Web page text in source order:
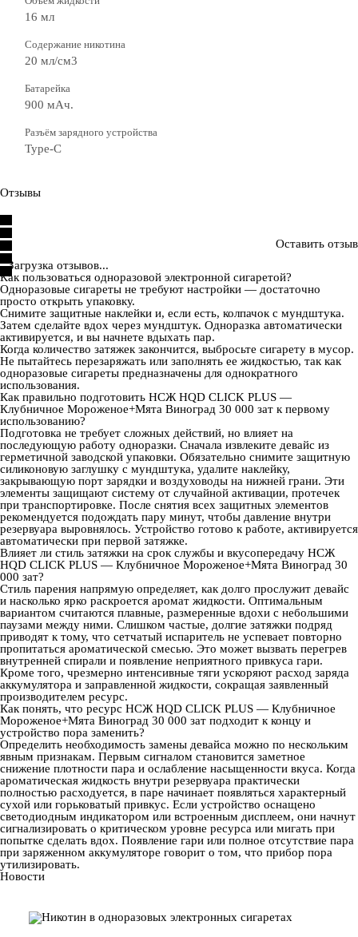
16 мл
Содержание никотина
20 мл/см3
Батарейка
900 мАч.
Разъём зарядного устройства
Type-C
Отзывы
Оставить отзыв
Загрузка отзывов...
Как пользоваться одноразовой электронной сигаретой?
Одноразовые сигареты не требуют настройки — достаточно
просто открыть упаковку.
Снимите защитные наклейки и, если есть, колпачок с мундштука.
Затем сделайте вдох через мундштук. Одноразка автоматически
активируется, и вы начнете вдыхать пар.
Когда количество затяжек закончится, выбросьте сигарету в мусор.
Не пытайтесь перезаряжать или заполнять ее жидкостью, так как
одноразовые сигареты предназначены для однократного
использования.
Как правильно подготовить НСЖ HQD CLICK PLUS —
Клубничное Мороженое+Мята Виноград 30 000 зат к первому
использованию?
Подготовка не требует сложных действий, но влияет на
последующую работу одноразки. Сначала извлеките девайс из
герметичной заводской упаковки. Обязательно снимите защитную
силиконовую заглушку с мундштука, удалите наклейку,
закрывающую порт зарядки и воздуховоды на нижней грани. Эти
элементы защищают систему от случайной активации, протечек
при транспортировке. После снятия всех защитных элементов
рекомендуется подождать пару минут, чтобы давление внутри
резервуара выровнялось. Устройство готово к работе, активируется
автоматически при первой затяжке.
Влияет ли стиль затяжки на срок службы и вкусопередачу НСЖ
HQD CLICK PLUS — Клубничное Мороженое+Мята Виноград 30
000 зат?
Стиль парения напрямую определяет, как долго прослужит девайс
и насколько ярко раскроется аромат жидкости. Оптимальным
вариантом считаются плавные, размеренные вдохи с небольшими
паузами между ними. Слишком частые, долгие затяжки подряд
приводят к тому, что сетчатый испаритель не успевает повторно
пропитаться ароматической смесью. Это может вызвать перегрев
внутренней спирали и появление неприятного привкуса гари.
Кроме того, чрезмерно интенсивные тяги ускоряют расход заряда
аккумулятора и заправленной жидкости, сокращая заявленный
производителем ресурс.
Как понять, что ресурс НСЖ HQD CLICK PLUS — Клубничное
Мороженое+Мята Виноград 30 000 зат подходит к концу и
устройство пора заменить?
Определить необходимость замены девайса можно по нескольким
явным признакам. Первым сигналом становится заметное
снижение плотности пара и ослабление насыщенности вкуса. Когда
ароматическая жидкость внутри резервуара практически
полностью расходуется, в паре начинает появляться характерный
сухой или горьковатый привкус. Если устройство оснащено
светодиодным индикатором или встроенным дисплеем, они начнут
сигнализировать о критическом уровне ресурса или мигать при
попытке сделать вдох. Появление гари или полное отсутствие пара
при заряженном аккумуляторе говорит о том, что прибор пора
утилизировать.
Новости